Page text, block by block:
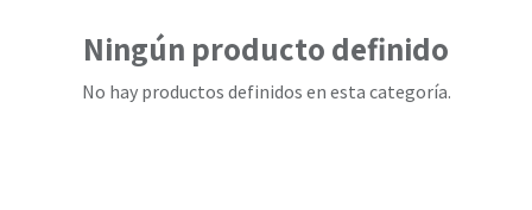
Ningún producto definido
No hay productos definidos en esta categoría.